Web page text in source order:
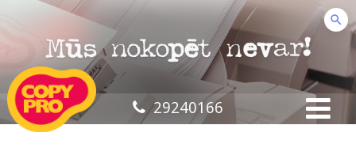
29240166